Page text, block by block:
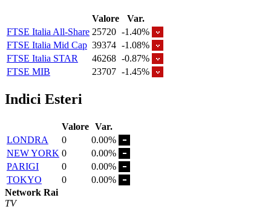
Valore
Var.
FTSE Italia All-Share 25720 -1.40%
FTSE Italia Mid Cap 39374 -1.08%
FTSE Italia STAR
46268 -0.87%
FTSE MIB
23707 -1.45%
Indici Esteri
Valore Var.
LONDRA
0
0.00%
NEW YORK 0
0.00%
PARIGI
0
0.00%
TOKYO
0
0.00%
Network Rai
TV